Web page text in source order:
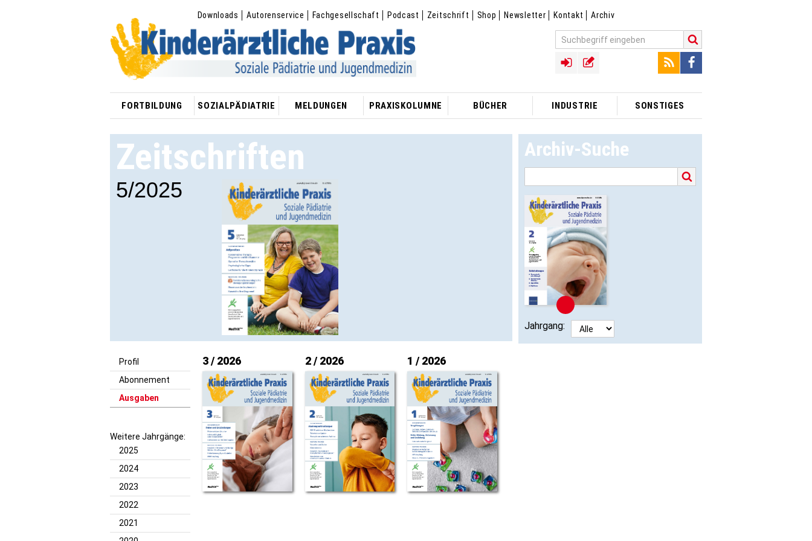
Downloads Autorenservice Fachgesellschaft Podcast Zeitschrift Shop Newsletter Kontakt Archiv
FORTBILDUNG SOZIALPÄDIATRIE MELDUNGEN PRAXISKOLUMNE BÜCHER INDUSTRIE SONSTIGES
Zeitschriften
5/2025
Profil
Abonnement
Ausgaben
Weitere Jahrgänge:
2025
2024
2023
2022
2021
3 / 2026 2 / 2026 1 / 2026
Archiv-Suche
Jahrgang: